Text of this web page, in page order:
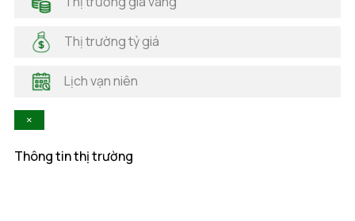
Hải Phòng
Hà Tĩnh
Hòa Bình
Lai Châu
Thị trường tỷ giá
Lịch vạn niên
×
Thông tin thị trường